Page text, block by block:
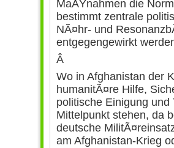
MaÃŸnahmen die
bestimmt zentrale
NÃ¤hr- und
entgegengewirkt
Â
Wo in Afghanistan der
humanitÃ¤re Hilfe,
politische Einigung
Mittelpunkt stehen, da
deutsche
am Afghanistan-Krieg